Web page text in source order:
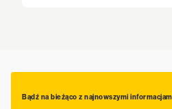
Bądź na bieżąco z najnowszymi